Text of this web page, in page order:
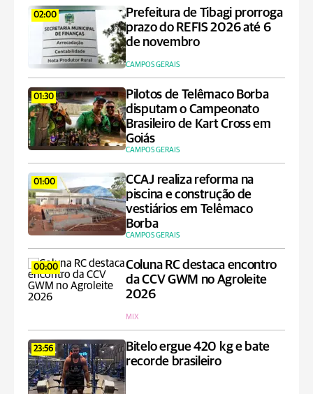
02:00
Prefeitura de Tibagi prorroga
prazo do REFIS 2026 até 6
de novembro
CAMPOS GERAIS
01:30
Pilotos de Telêmaco Borba
disputam o Campeonato
Brasileiro de Kart Cross em
Goiás
CAMPOS GERAIS
01:00
CCAJ realiza reforma na
piscina e construção de
vestiários em Telêmaco
Borba
CAMPOS GERAIS
00:00
Coluna RC destaca encontro
da CCV GWM no Agroleite
2026
MIX
23:56
Bitelo ergue 420 kg e bate
recorde brasileiro